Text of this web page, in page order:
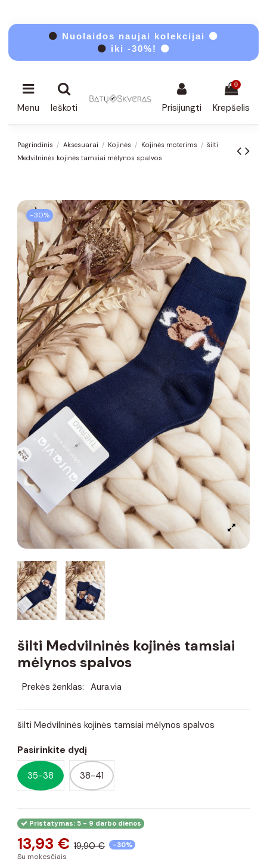
⚫ Nuolaidos naujai kolekcijai ⚫
⚫ iki -30%! ⚫
Menu Ieškoti Prisijungti
0
Krepšelis
Pagrindinis Aksesuarai Kojinės Kojinės moterims
šilti
Medvilninės kojinės tamsiai mėlynos spalvos
−30%
šilti Medvilninės kojinės tamsiai
mėlynos spalvos
Prekės ženklas: Aura.via
šilti Medvilninės kojinės tamsiai mėlynos spalvos
Pasirinkite dydį
35-38 38-41
Pristatymas: 5 - 9 darbo dienos
13,93 € 19,90 € -30%
Su mokesčiais